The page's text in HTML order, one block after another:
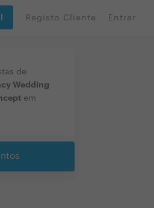
Registo Cliente Entrar
de
Wedding
em